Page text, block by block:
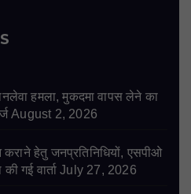
हमला, मुकदमा वापस लेने का
August 2, 2026
हेतु जनप्रतिनिधियों, एसपीओ
गई वार्ता July 27, 2026